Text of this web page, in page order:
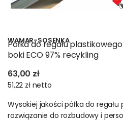
WAMAR-SOSENKA
Półka do regału
boki ECO 97% recykling
63,00 zł
51,22 zł netto
Wysokiej jakości półka do
rozwiązanie do rozbudowy i